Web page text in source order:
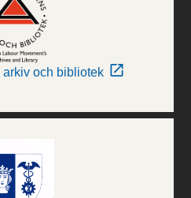
och bibliotek